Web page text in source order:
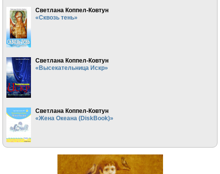
Светлана Коппел-Ковтун
«Сквозь тень»
Светлана Коппел-Ковтун
«Высекательница Искр»
Светлана Коппел-Ковтун
«Жена Океана (DiskBook)»